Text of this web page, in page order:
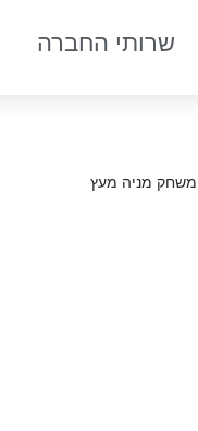
שרותי החברה
מניה מעץ